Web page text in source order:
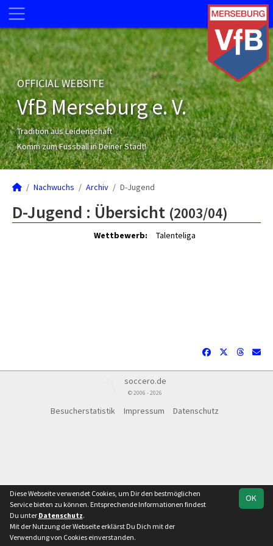
OFFICIAL WEBSITE
VfB Merseburg e. V.
Tradition aus Leidenschaft
Komm zum Fussball in Deiner Stadt!
Nachwuchs Archiv D-Jugend
Team
D-Jugend : Übersicht (2003/04)
Wettbewerb: Talenteliga
soccero.de
© 2006 - 2026
Besucherstatistik Impressum Datenschutz
OK
Diese Webseite verwendet Cookies, um Dir den bestmöglichen
Service bieten zu können. Entsprechende Informationen findest
Du unter Datenschutz.
Mit der Nutzung der Webseite erklärst Du Dich mit der
Verwendung von Cookies einverstanden.